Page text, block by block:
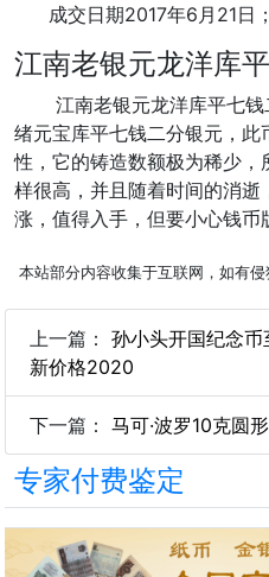
成交日期2017年6月21日
江南老银元龙洋库
江南老银元龙洋库平七
绪元宝库平七钱二分银元，
性，它的铸造数额极为稀少
样很高，并且随着时间的消
涨，值得入手，但要小心钱币
本站部分内容收集于互联网，如有侵
上一篇： 孙小头开国纪念
新价格2020
下一篇： 马可·波罗10克圆
专家付费鉴定